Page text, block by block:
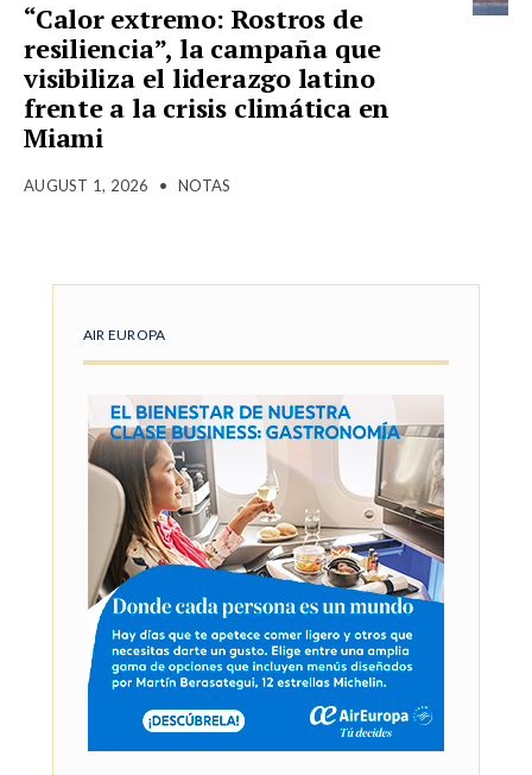
“Calor extremo: Rostros de
resiliencia”, la campaña que
visibiliza el liderazgo latino
frente a la crisis climática en
Miami
AUGUST 1, 2026 • NOTAS
AIR EUROPA